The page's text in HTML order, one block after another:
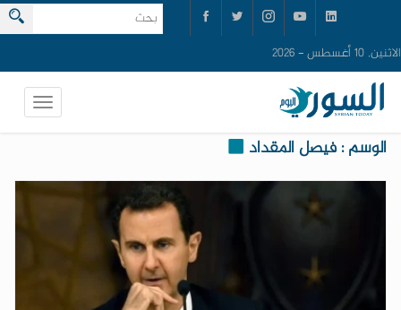
الاثنين, 10 أغسطس - 2026
الوسم : فيصل المقداد